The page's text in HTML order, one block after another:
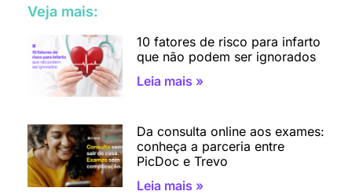
Veja mais:
10 fatores de risco para infarto
que não podem ser ignorados
Leia mais »
Da consulta online aos exames:
conheça a parceria entre
PicDoc e Trevo
Leia mais »